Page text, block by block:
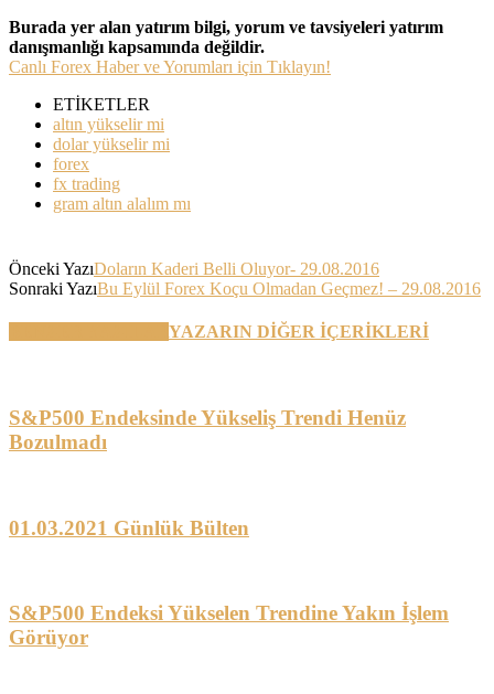
Burada yer alan yatırım bilgi, yorum ve tavsiyeleri yatırım
danışmanlığı kapsamında değildir.
Canlı Forex Haber ve Yorumları için Tıklayın!
ETİKETLER
altın yükselir mi
dolar yükselir mi
forex
fx trading
gram altın alalım mı
Önceki YazıDoların Kaderi Belli Oluyor- 29.08.2016
Sonraki YazıBu Eylül Forex Koçu Olmadan Geçmez! – 29.08.2016
YAZARIN DİĞER İÇERİKLERİ
S&P500 Endeksinde Yükseliş Trendi Henüz
Bozulmadı
01.03.2021 Günlük Bülten
S&P500 Endeksi Yükselen Trendine Yakın İşlem
Görüyor